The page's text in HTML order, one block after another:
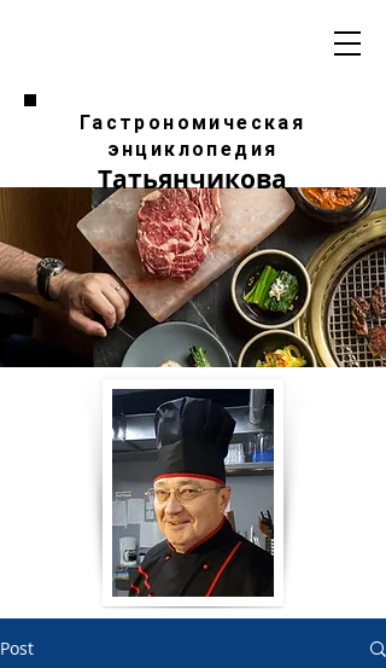
Гастрономическая
энциклопедия
Татьянчикова
Post